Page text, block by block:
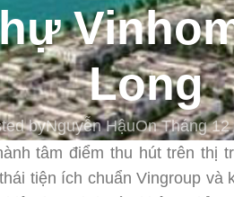
Long
byNguyễn HậuOn Tháng 12
tâm điểm thu hút trên thị
tiện ích chuẩn Vingroup và